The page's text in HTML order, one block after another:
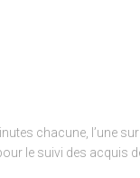
chacune, l’une
le suivi des acquis